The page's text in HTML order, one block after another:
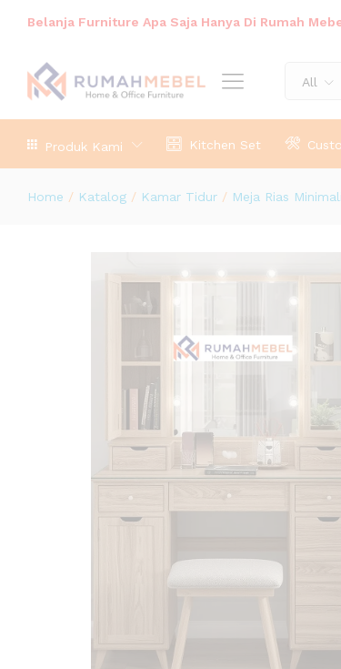
Belanja Furniture Apa Saja Hanya Di Rumah
All
Produk Kami Kitchen Set
Home / Katalog / Kamar Tidur / Meja Rias
Deskripsi Produk